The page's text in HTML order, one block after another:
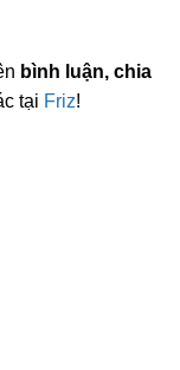
bình luận, chia
tại Friz!